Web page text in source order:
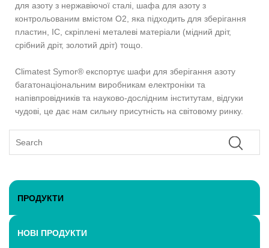
для азоту з нержавіючої сталі, шафа для азоту з
контрольованим вмістом O2, яка підходить для зберігання
пластин, IC, скріплені металеві матеріали (мідний дріт,
срібний дріт, золотий дріт) тощо.
Climatest Symor® експортує шафи для зберігання азоту
багатонаціональним виробникам електроніки та
напівпровідників та науково-дослідним інститутам, відгуки
чудові, це дає нам сильну присутність на світовому ринку.
ПРОДУКТИ
НОВІ ПРОДУКТИ